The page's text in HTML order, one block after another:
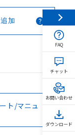
加
ト/マニュ
FAQ
チャット
お問い合わせ
ダウンロード